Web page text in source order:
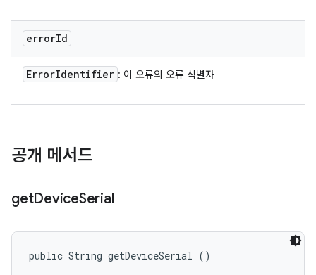
errorId
ErrorIdentifier : 이 오류의 오류 식별자
공개 메서드
getDeviceSerial
public String getDeviceSerial ()